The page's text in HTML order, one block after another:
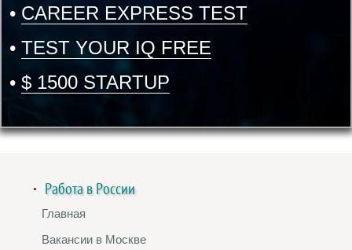
• CAREER EXPRESS TEST
• TEST YOUR IQ FREE
• $ 1500 STARTUP
Работа в России
Главная
Вакансии в Москве